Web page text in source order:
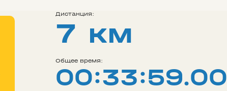
Дистанция:
7 км
Общее время:
00:33:59.00